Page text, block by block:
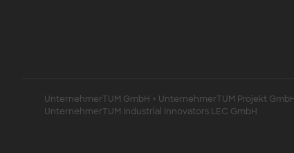
UnternehmerTUM GmbH × UnternehmerTUM Projekt
UnternehmerTUM Industrial Innovators LEC GmbH